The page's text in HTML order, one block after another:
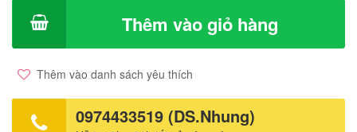
Thêm vào giỏ hàng
Thêm vào danh sách yêu thích
0974433519 (DS.Nhung)